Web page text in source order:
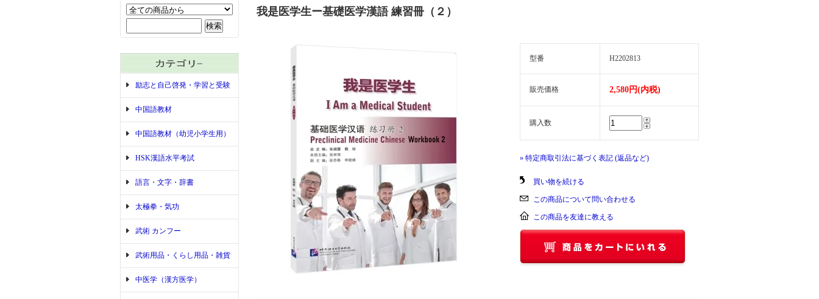
励志と自己啓発・学習と受験
中国語教材
中国語教材（幼児小学生用）
HSK漢語水平考試
語言・文字・辞書
太極拳・気功
武術 カンフー
武術用品・くらし用品・雑貨
中医学（漢方医学）
我是医学生ー基礎医学漢語 練習冊（２）
型番 H2202813
販売価格 2,580円(内税)
購入数
» 特定商取引法に基づく表記 (返品など)
買い物を続ける
この商品について問い合わせる
この商品を友達に教える